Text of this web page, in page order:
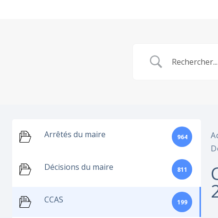
Arrêtés du maire 964
Décisions du maire 811
CCAS 199